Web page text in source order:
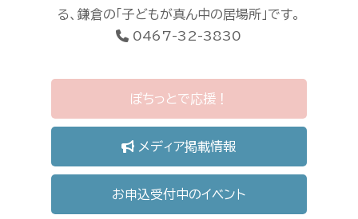
る、鎌倉の「子どもが真ん中の居場所」です。
0467-32-3830
ぽちっとで応援！
メディア掲載情報
お申込受付中のイベント